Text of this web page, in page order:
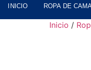
INICIO ROPA DE
Inicio /